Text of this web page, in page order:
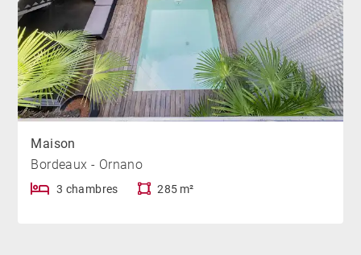
Maison
Bordeaux - Ornano
3 chambres 285 m²